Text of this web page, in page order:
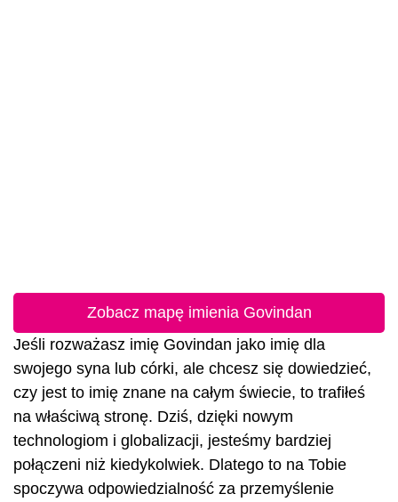
Zobacz mapę imienia Govindan
Jeśli rozważasz imię Govindan jako imię dla
swojego syna lub córki, ale chcesz się dowiedzieć,
czy jest to imię znane na całym świecie, to trafiłeś
na właściwą stronę. Dziś, dzięki nowym
technologiom i globalizacji, jesteśmy bardziej
połączeni niż kiedykolwiek. Dlatego to na Tobie
spoczywa odpowiedzialność za przemyślenie